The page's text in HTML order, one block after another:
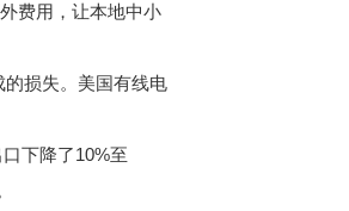
费用，让本地中小
损失。美国有线电
下降了10%至